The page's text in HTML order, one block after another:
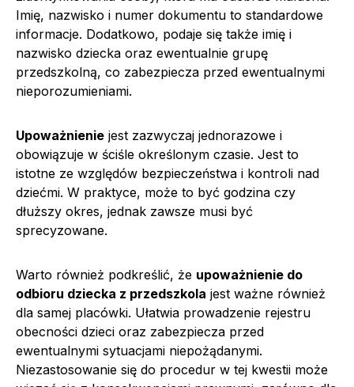
Imię, nazwisko i numer dokumentu to standardowe
informacje. Dodatkowo, podaje się także imię i
nazwisko dziecka oraz ewentualnie grupę
przedszkolną, co zabezpiecza przed ewentualnymi
nieporozumieniami.
Upoważnienie jest zazwyczaj jednorazowe i
obowiązuje w ściśle określonym czasie. Jest to
istotne ze względów bezpieczeństwa i kontroli nad
dziećmi. W praktyce, może to być godzina czy
dłuższy okres, jednak zawsze musi być
sprecyzowane.
Warto również podkreślić, że upoważnienie do
odbioru dziecka z przedszkola jest ważne również
dla samej placówki. Ułatwia prowadzenie rejestru
obecności dzieci oraz zabezpiecza przed
ewentualnymi sytuacjami niepożądanymi.
Niezastosowanie się do procedur w tej kwestii może